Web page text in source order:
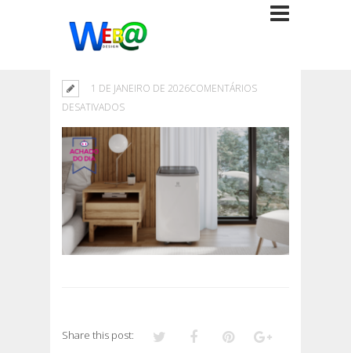
1 DE JANEIRO DE 2026COMENTÁRIOS
DESATIVADOSEM
Share this post: